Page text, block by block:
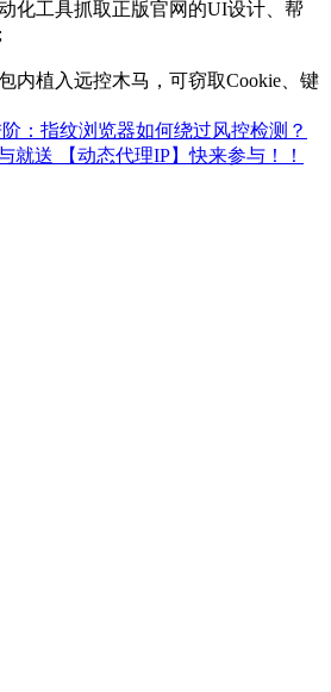
工具抓取正版官网的UI设计、帮
植入远控木马，可窃取Cookie、键
：指纹浏览器如何绕过风控检测？
就送 【动态代理IP】快来参与！！